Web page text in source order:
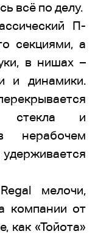
всё по делу.
П-
секциями, а
в нишах –
и динамики.
стекла и
нерабочем
мелочи,
компании от
как «Тойота»